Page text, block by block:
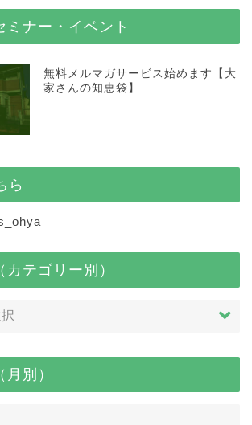
ミナー・イベント
無料メルマガサービス始めます【大
家さんの知恵袋】
ら
テゴリー別）
別）